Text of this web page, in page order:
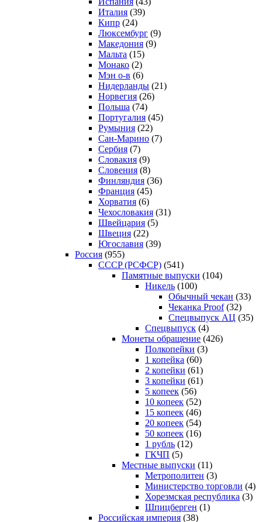
Италия (39)
Кипр (24)
Люксембург (9)
Македония (9)
Мальта (15)
Монако (2)
Мэн о-в (6)
Нидерланды (21)
Норвегия (26)
Польша (74)
Португалия (45)
Румыния (22)
Сан-Марино (7)
Сербия (7)
Словакия (9)
Словения (8)
Финляндия (36)
Франция (45)
Хорватия (6)
Чехословакия (31)
Швейцария (5)
Швеция (22)
Югославия (39)
Россия (955)
CCCP (РСФСР) (541)
Памятные выпуски (104)
Никель (100)
Обычный чекан (33)
Чеканка Proof(32)
Спецвыпуск АЦ (35)
Спецвыпуск (4)
Монеты обращение (426)
Полкопейки (3)
1 копейка (60)
2 копейки (61)
3 копейки (61)
5 копеек (56)
10 копеек (52)
15 копеек (46)
20 копеек (54)
50 копеек (16)
1 рубль (12)
ГКЧП (5)
Местные выпуски (11)
Метрополитен (3)
Министерство торговли (4)
Хорезмская республика (3)
Шпицберген (1)
Российская империя (38)